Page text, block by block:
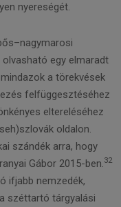
nyereségét.
egy elmaradt
a törekvések
felfüggesztéséhez
eltereléséhez
oldalon.
szándék arra, hogy
Gábor 2015-ben.32
ifjabb nemzedék,
széttartó tárgyalási